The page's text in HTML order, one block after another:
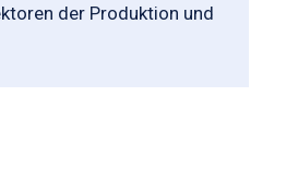
der Produktion und